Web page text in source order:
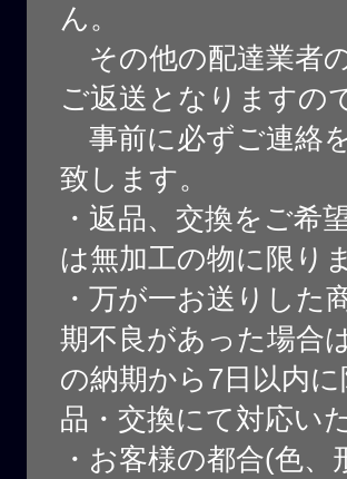
ん。
その他の配達業者
ご返送となりますの
事前に必ずご連絡
致します。
・返品、交換をご希
は無加工の物に限り
・万が一お送りした
期不良があった場合
の納期から7日以内
品・交換にて対応い
・お客様の都合(色、